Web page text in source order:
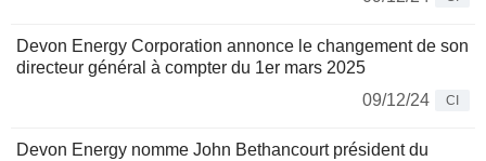
Devon Energy Corporation annonce le changement de son
directeur général à compter du 1er mars 2025
09/12/24
CI
Devon Energy nomme John Bethancourt président du